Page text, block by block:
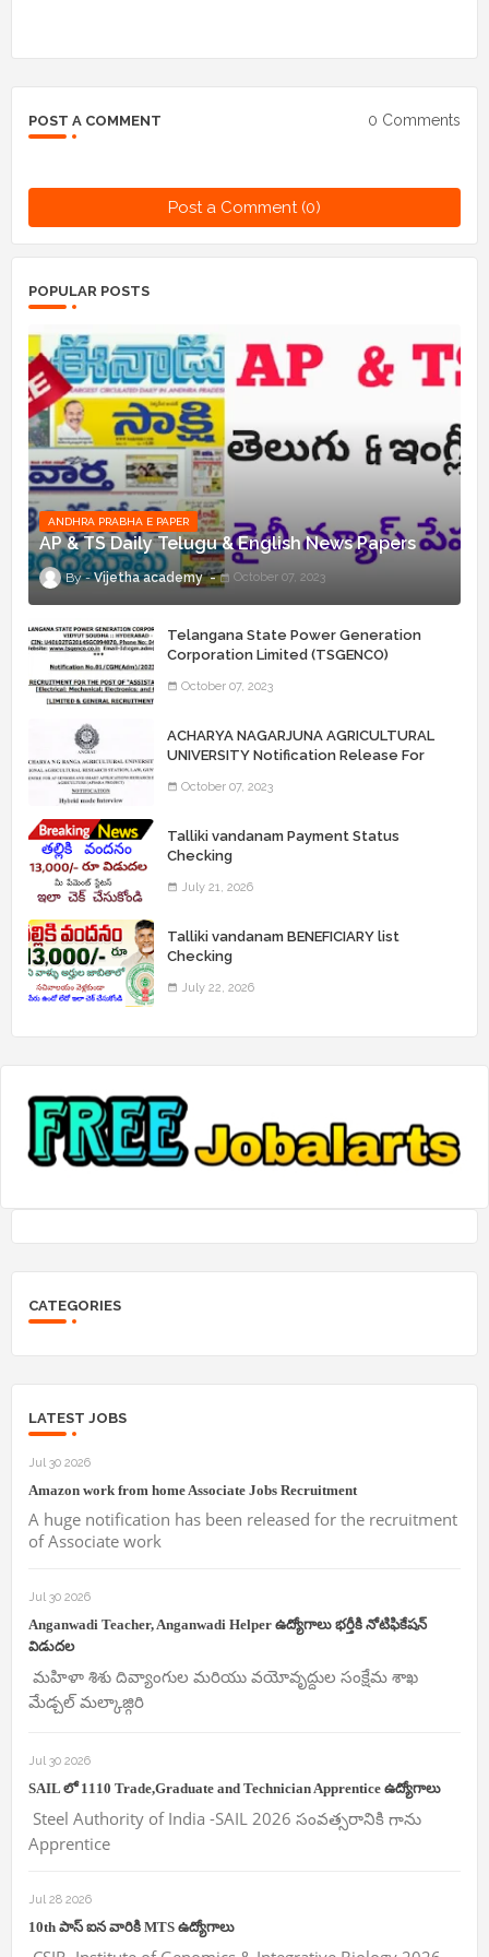
POST A COMMENT 0 Comments
Post a Comment (0)
POPULAR POSTS
ANDHRA PRABHA E PAPER
AP & TS Daily Telugu & English News Papers
Vijetha academy October 07, 2023
Telangana State Power Generation
Corporation Limited (TSGENCO)
“Assistant Engineers" Posts
October 07, 2023
ACHARYA NAGARJUNA AGRICULTURAL
UNIVERSITY Notification Release For
October 07, 2023
Talliki vandanam Payment Status
Checking
July 21, 2026
Talliki vandanam BENEFICIARY list
Checking
July 22, 2026
CATEGORIES
LATEST JOBS
Jul 30 2026
Amazon work from home Associate Jobs Recruitment
A huge notification has been released for the recruitment
of Associate work
Jul 30 2026
Anganwadi Teacher, Anganwadi Helper ఉద్యోగాలు భర్తీకి నోటిఫికేషన్
విడుదల
మహిళా శిశు దివ్యాంగుల మరియు వయోవృద్దుల సంక్షేమ శాఖ
మేడ్చల్ మల్కాజ్గిరి
Jul 30 2026
SAIL లో 1110 Trade,Graduate and Technician Apprentice ఉద్యోగాలు
Steel Authority of India -SAIL 2026 సంవత్సరానికి గాను
Apprentice
Jul 28 2026
10th పాస్ ఐన వారికి MTS ఉద్యోగాలు